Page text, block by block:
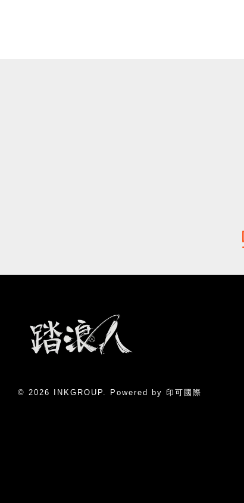
© 2026 INKGROUP. Powered by 印可國際